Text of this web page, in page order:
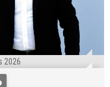
2026